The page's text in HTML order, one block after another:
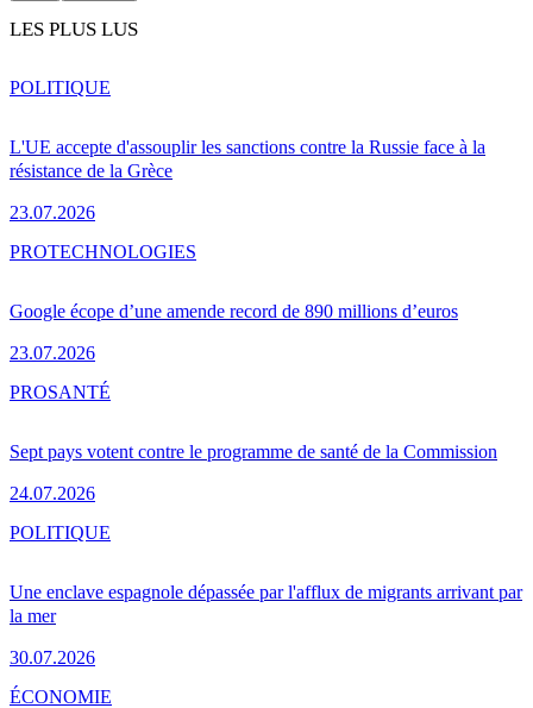
LES PLUS LUS
L'UE accepte d'assouplir les sanctions contre la Russie face à la
résistance de la Grèce
23.07.2026
POLITIQUE
Google écope d’une amende record de 890 millions d’euros
23.07.2026
PROTECHNOLOGIES
Sept pays votent contre le programme de santé de la Commission
24.07.2026
PROSANTÉ
Une enclave espagnole dépassée par l'afflux de migrants arrivant par
la mer
30.07.2026
POLITIQUE
ÉCONOMIE